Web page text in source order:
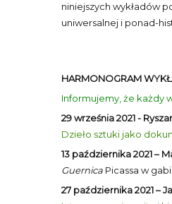
niniejszych wykładów
uniwersalnej i ponad-
HARMONOGRAM
Informujemy, że każdy
29 września 2021 -
Dzieło sztuki jako
13 października 2021 –
Guernica Picassa w
27 października 2021 –